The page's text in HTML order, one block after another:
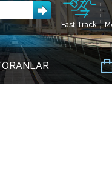
Fast Track